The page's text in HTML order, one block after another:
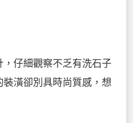
仔細觀察不乏有洗石子
潢卻別具時尚質感，想